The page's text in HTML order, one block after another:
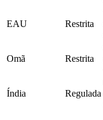
EAU Restrita
Omã Restrita
Índia Regulada